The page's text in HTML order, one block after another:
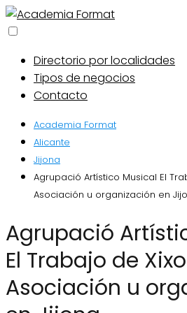
Directorio por localidades
Tipos de negocios
Contacto
Academia Format
Alicante
Jijona
Agrupació Artístico Musical El
Asociación u organización en
Agrupació Artístico Musical
El Trabajo de
Asociación u